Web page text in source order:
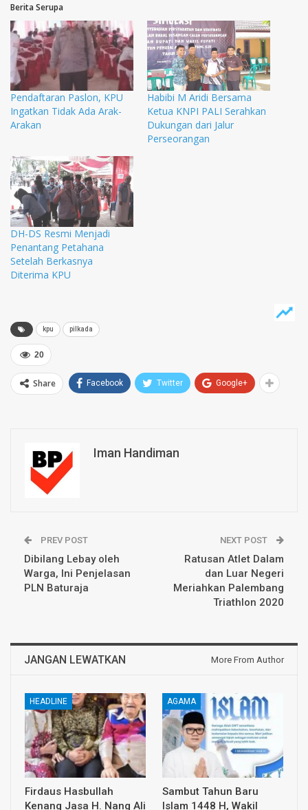
Berita Serupa
Pendaftaran Paslon, KPU
Ingatkan Tidak Ada Arak-
Arakan
Habibi M Aridi Bersama
Ketua KNPI PALI Serahkan
Dukungan dari Jalur
Perseorangan
DH-DS Resmi Menjadi
Penantang Petahana
Setelah Berkasnya
Diterima KPU
kpu pilkada
20
Share Facebook Twitter Google+
Iman Handiman
PREV POST
Dibilang Lebay oleh
Warga, Ini Penjelasan
PLN Baturaja
NEXT POST
Ratusan Atlet Dalam
dan Luar Negeri
Meriahkan Palembang
Triathlon 2020
JANGAN LEWATKAN More From Author
HEADLINE
Firdaus Hasbullah
Kenang Jasa H. Nang Ali
AGAMA
Sambut Tahun Baru
Islam 1448 H, Wakil